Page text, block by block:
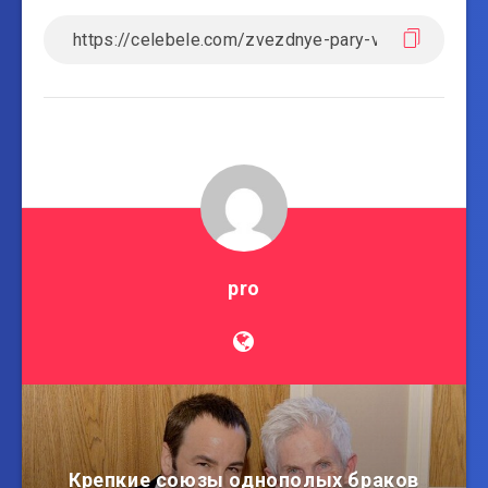
pro
Крепкие союзы однополых браков